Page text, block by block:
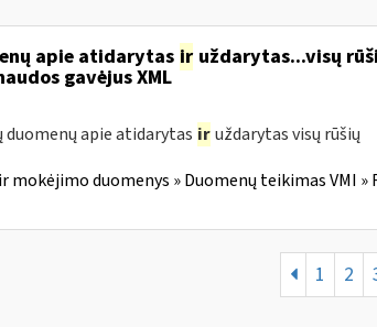
apie atidarytas iruždarytas...visų
gavėjus XML
apie atidarytas ir uždarytas visų rūšių
mokėjimo duomenys » Duomenų teikimas VMI »
1 2